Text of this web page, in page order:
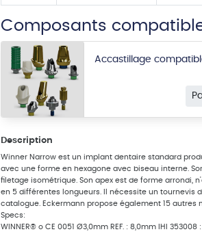
Composants
Accastillage
Description
Winner Narrow est un implant dentaire standard
avec une forme en hexagone avec biseau interne.
filetage isométrique. Son apex est de forme arrondi,
en 5 différentes longueurs. Il nécessite un tournevis
catalogue. Eckermann propose également 15 autres
Specs:
WINNER® o CE 0051 Ø3,0mm REF. : 8,0mm IHI 353008 :